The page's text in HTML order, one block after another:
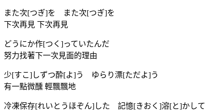
また次[つぎ]を また次[つぎ]を
下次再見 下次再見
どうにか作[つく]っていたんだ
努力找著下一次見面的理由
少[すこ]しずつ酔[よ]う ゆらり漂[ただよ]う
有一點微醺 輕飄飄地
冷凍保存[れいとうほぞん]した 記憶[きおく]溶[と]かして